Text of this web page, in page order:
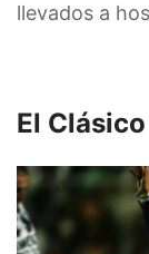
llevados a
El